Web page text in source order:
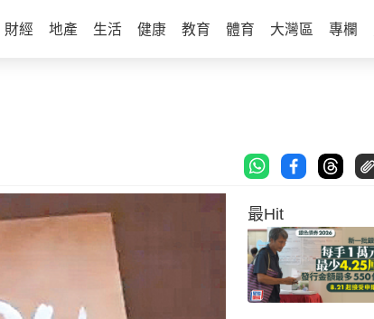
財經 地產 生活 健康 教育 體育 大灣區 專欄
最Hit